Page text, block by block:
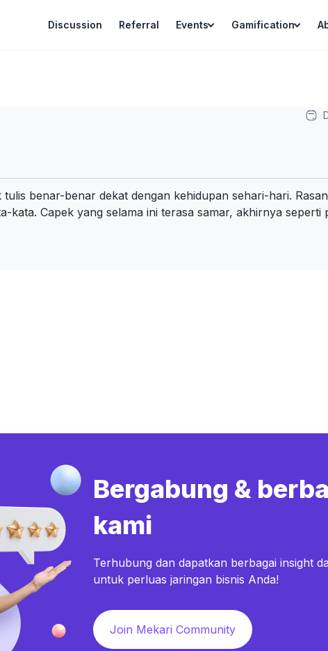
Discussion Referral Events Gamification
benar-benar dekat dengan kehidupan sehari-hari.
kata. Capek yang selama ini terasa samar, akhirnya seperti
Bergabung &
kami
Terhubung dan dapatkan berbagai insight
untuk perluas jaringan bisnis Anda!
Join Mekari Community